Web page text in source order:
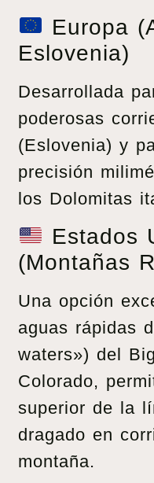
Europa
Eslovenia)
Desarrollada
poderosas
(Eslovenia) y
precisión
los Dolomitas
Estados
(Montañas
Una opción
aguas rápidas
waters») del
Colorado,
superior de la
dragado en
montaña.